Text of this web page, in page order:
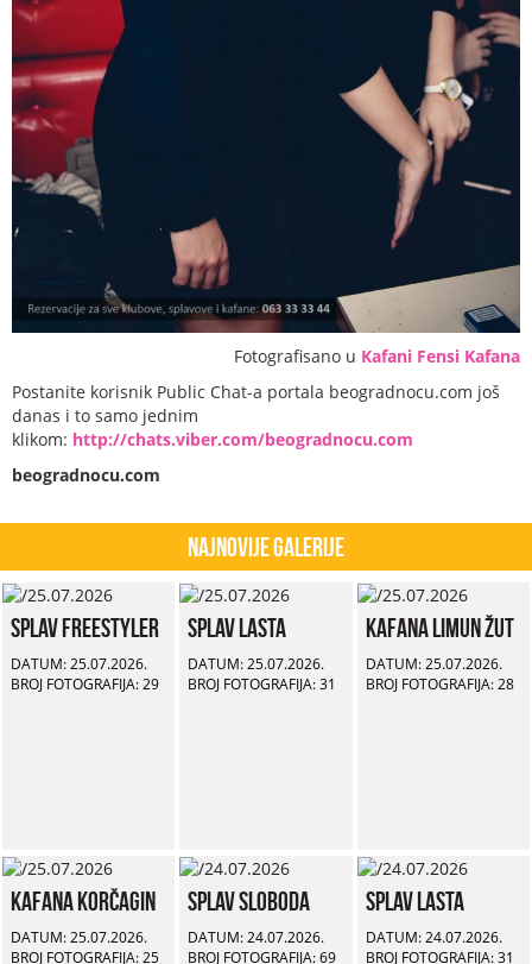
Fotografisano u Kafani Fensi Kafana
Postanite korisnik Public Chat-a portala beogradnocu.com još
danas i to samo jednim
klikom: http://chats.viber.com/beogradnocu.com
beogradnocu.com
Najnovije Galerije
Splav Freestyler
DATUM: 25.07.2026.
BROJ FOTOGRAFIJA: 29
Splav Lasta
DATUM: 25.07.2026.
BROJ FOTOGRAFIJA: 31
Kafana Limun Žut
DATUM: 25.07.2026.
BROJ FOTOGRAFIJA: 28
Kafana Korčagin
DATUM: 25.07.2026.
BROJ FOTOGRAFIJA: 25
Splav Sloboda
DATUM: 24.07.2026.
BROJ FOTOGRAFIJA: 69
Splav Lasta
DATUM: 24.07.2026.
BROJ FOTOGRAFIJA: 31